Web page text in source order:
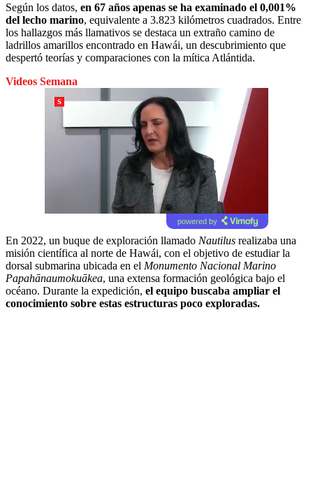
Según los datos, en 67 años apenas se ha examinado el 0,001%
del lecho marino, equivalente a 3.823 kilómetros cuadrados. Entre
los hallazgos más llamativos se destaca un extraño camino de
ladrillos amarillos encontrado en Hawái, un descubrimiento que
despertó teorías y comparaciones con la mítica Atlántida.
Videos Semana
powered by
En 2022, un buque de exploración llamado Nautilus realizaba una
misión científica al norte de Hawái, con el objetivo de estudiar la
dorsal submarina ubicada en el Monumento Nacional Marino
Papahānaumokuākea, una extensa formación geológica bajo el
océano. Durante la expedición, el equipo buscaba ampliar el
conocimiento sobre estas estructuras poco exploradas.